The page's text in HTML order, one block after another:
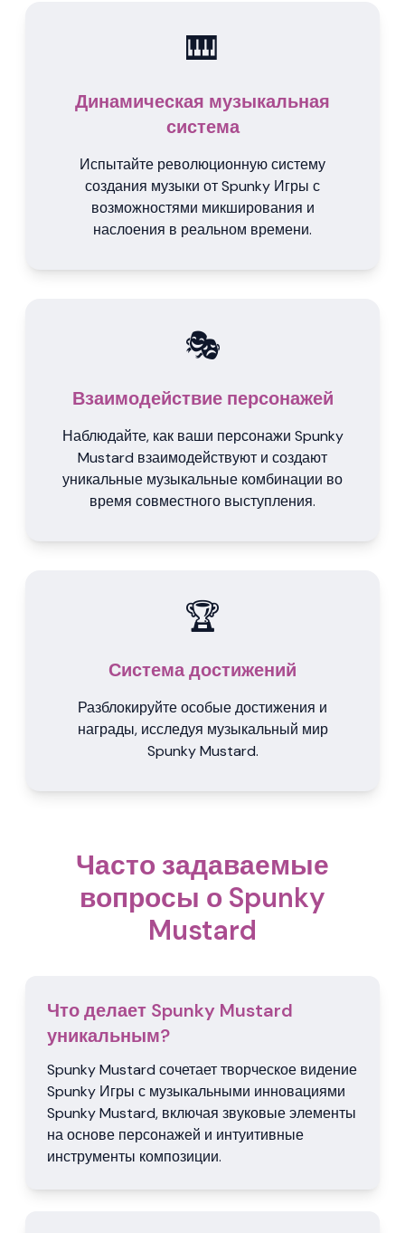
🎹
Динамическая музыкальная
система
Испытайте революционную систему
создания музыки от Spunky Игры с
возможностями микширования и
наслоения в реальном времени.
🎭
Взаимодействие персонажей
Наблюдайте, как ваши персонажи Spunky
Mustard взаимодействуют и создают
уникальные музыкальные комбинации во
время совместного выступления.
🏆
Система достижений
Разблокируйте особые достижения и
награды, исследуя музыкальный мир
Spunky Mustard.
Часто задаваемые
вопросы о Spunky
Mustard
Что делает Spunky Mustard
уникальным?
Spunky Mustard сочетает творческое видение
Spunky Игры с музыкальными инновациями
Spunky Mustard, включая звуковые элементы
на основе персонажей и интуитивные
инструменты композиции.